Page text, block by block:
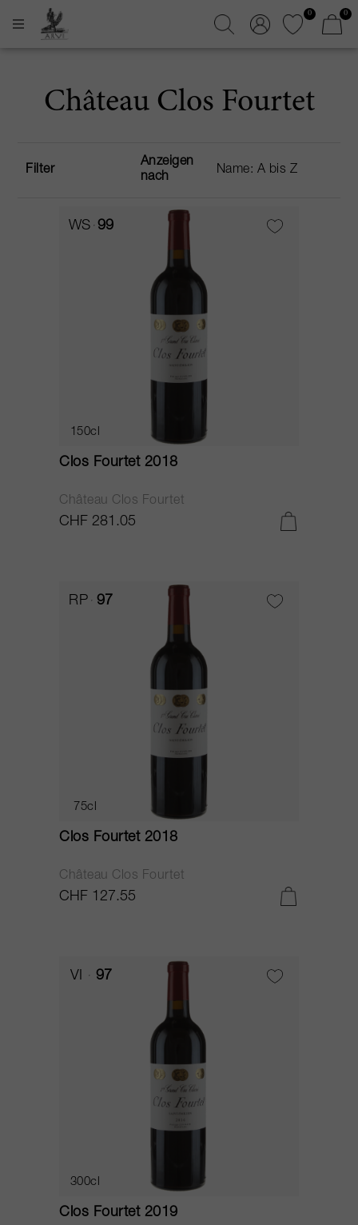
0 0
Château Clos Fourtet
Filter
Anzeigen
nach
WS 99
150cl
Clos Fourtet 2018
Château Clos Fourtet
CHF 281.05
RP 97
75cl
Clos Fourtet 2018
Château Clos Fourtet
CHF 127.55
VI 97
300cl
Clos Fourtet 2019